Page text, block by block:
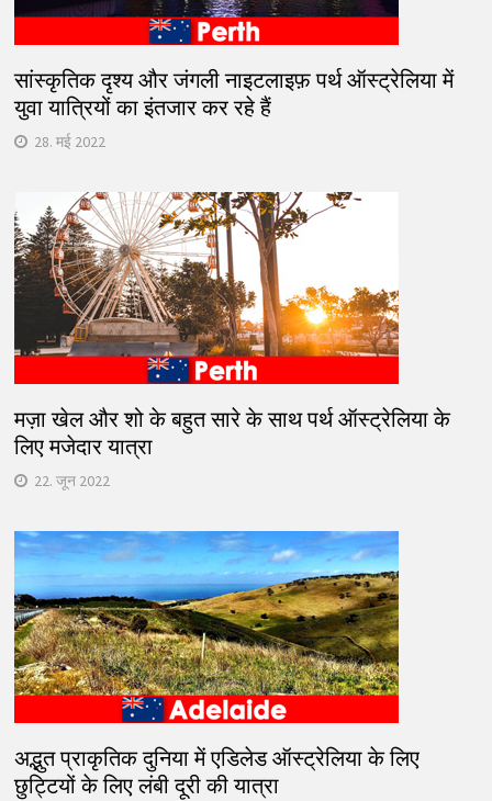
सांस्कृतिक दृश्य और जंगली नाइटलाइफ़ पर्थ ऑस्ट्रेलिया में
युवा यात्रियों का इंतजार कर रहे हैं
28. मई 2022
मज़ा खेल और शो के बहुत सारे के साथ पर्थ ऑस्ट्रेलिया के
लिए मजेदार यात्रा
22. जून 2022
अद्भुत प्राकृतिक दुनिया में एडिलेड ऑस्ट्रेलिया के लिए
छुट्टियों के लिए लंबी दूरी की यात्रा